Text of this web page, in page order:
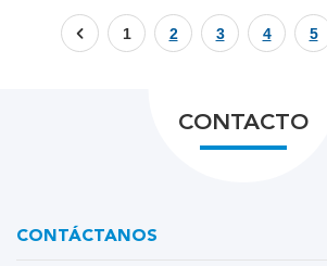
1 2 3 4 5
CONTACTO
CONTÁCTANOS